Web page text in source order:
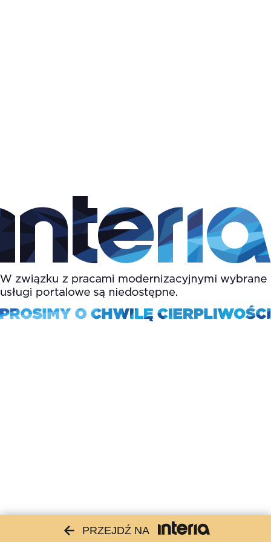
PRZEJDŹ NA